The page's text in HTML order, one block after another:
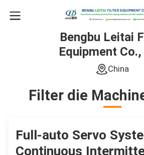
Bengbu Leitai
Equipment
China
Filter die
Full-auto Servo
Continuous